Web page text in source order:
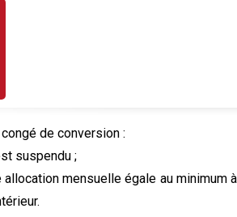
de conversion :
suspendu ;
mensuelle égale au minimum à